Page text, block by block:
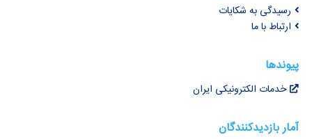
رسیدگی به شکایات
ارتباط با ما
پیوندها
خدمات الکترونیکی ایران
آمار بازدیدکنندگان